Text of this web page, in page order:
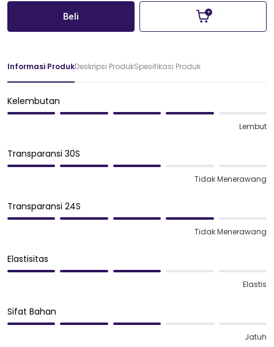
Beli
Informasi ProdukDeskripsi ProdukSpesifikasi Produk
Kelembutan
Lembut
Transparansi 30S
Tidak Menerawang
Transparansi 24S
Tidak Menerawang
Elastisitas
Elastis
Sifat Bahan
Jatuh